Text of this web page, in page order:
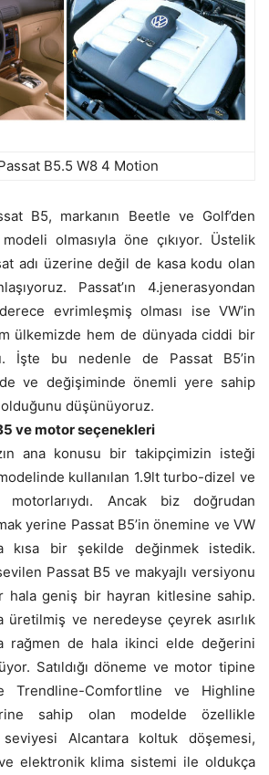
B5.5 W8 4 Motion
B5, markanın Beetle ve Golf’den
olmasıyla öne çıkıyor. Üstelik
adı üzerine değil de kasa kodu olan
Passat’ın 4.jenerasyondan
evrimleşmiş olması ise VW’in
ülkemizde hem de dünyada ciddi bir
İşte bu nedenle de Passat B5’in
ve değişiminde önemli yere sahip
düşünüyoruz.
ve motor seçenekleri
ana konusu bir takipçimizin isteği
kullanılan 1.9lt turbo-dizel ve
Ancak biz doğrudan
yerine Passat B5’in önemine ve VW
kısa bir şekilde değinmek istedik.
Passat B5 ve makyajlı versiyonu
hala geniş bir hayran kitlesine sahip.
üretilmiş ve neredeyse çeyrek asırlık
rağmen de hala ikinci elde değerini
Satıldığı döneme ve motor tipine
Trendline-Comfortline ve Highline
sahip olan modelde özellikle
seviyesi Alcantara koltuk döşemesi,
elektronik klima sistemi ile oldukça